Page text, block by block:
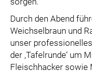
Durch den Abend
Weichselbraun und
unser
der ,Tafelrunde‘ um
Fleischhacker sowie